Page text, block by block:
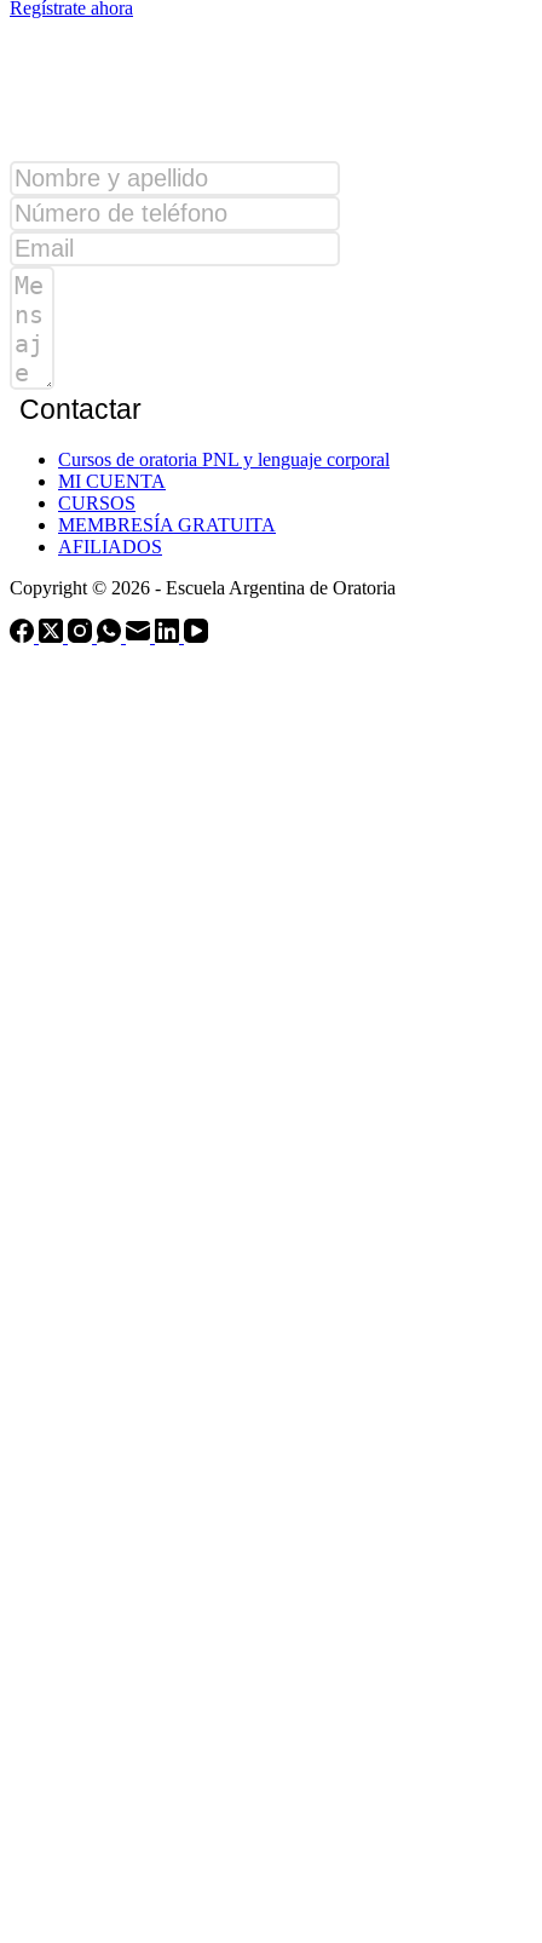
Regístrate ahora
Contactar
Cursos de oratoria PNL y lenguaje corporal
MI CUENTA
CURSOS
MEMBRESÍA GRATUITA
AFILIADOS
Copyright © 2026 - Escuela Argentina de Oratoria